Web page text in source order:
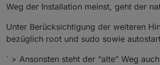
Weg der Installation meinst, geht der
Unter Berücksichtigung der weiteren
bezüglich root und sudo sowie
` > Ansonsten steht der “alte” Weg